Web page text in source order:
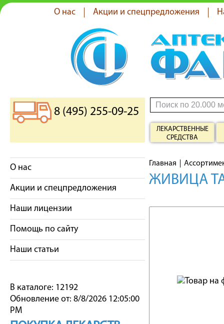
О нас Акции и спецпредложения
8 (495) 255-09-25
ЛЕКАРСТВЕННЫЕ
СРЕДСТВА
О нас
Акции и спецпредложения
Наши лицензии
Помощь по сайту
Наши статьи
В каталоге: 12192
Обновление от: 8/8/2026 12:05:00
PM
Главная
ЖИВИЦА